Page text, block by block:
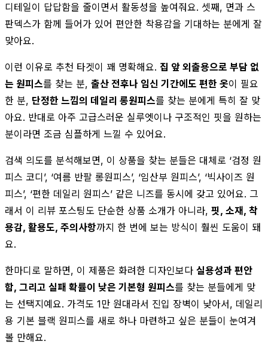
디테일이 답답함을 줄이면서 활동성을 높여줘요. 셋째, 면과 스
판덱스가 함께 들어가 있어 편안한 착용감을 기대하는 분에게 잘
맞아요.
이런 이유로 추천 타겟이 꽤 명확해요. 집 앞 외출용으로 부담 없
는 원피스를 찾는 분, 출산 전후나 임신 기간에도 편한 옷이 필요
한 분, 단정한 느낌의 데일리 롱원피스를 찾는 분에게 특히 잘 맞
아요. 반대로 아주 고급스러운 실루엣이나 구조적인 핏을 원하는
분이라면 조금 심플하게 느낄 수 있어요.
검색 의도를 분석해보면, 이 상품을 찾는 분들은 대체로 ‘검정 원
피스 코디’, ‘여름 반팔 롱원피스’, ‘임산부 원피스’, ‘빅사이즈 원
피스’, ‘편한 데일리 원피스’ 같은 니즈를 동시에 갖고 있어요. 그
래서 이 리뷰 포스팅도 단순한 상품 소개가 아니라, 핏, 소재, 착
용감, 활용도, 주의사항까지 한 번에 보는 방식이 훨씬 도움이 돼
요.
한마디로 말하면, 이 제품은 화려한 디자인보다 실용성과 편안
함, 그리고 실패 확률이 낮은 기본형 원피스를 찾는 분들에게 맞
는 선택지예요. 가격도 1만 원대라서 진입 장벽이 낮아서, 데일리
용 기본 블랙 원피스를 새로 하나 마련하고 싶은 분들이 눈여겨
볼 만해요.